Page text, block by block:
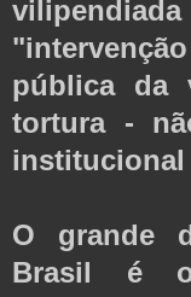
pública da
tortura -
O grande
Brasil é